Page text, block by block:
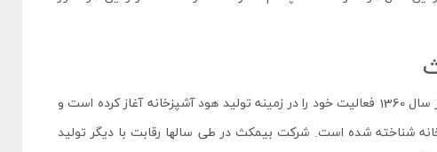
شرکت ستاره طلایی صنعت با نام تجاری بیمکث (Bimax) از سال 1360 فعالیت خود را در زمینه تولید هود آشپزخانه آغاز کرده است و
شناخته شده است. شرکت بیمکث در طی سال­ها رقابت با دیگر تولید